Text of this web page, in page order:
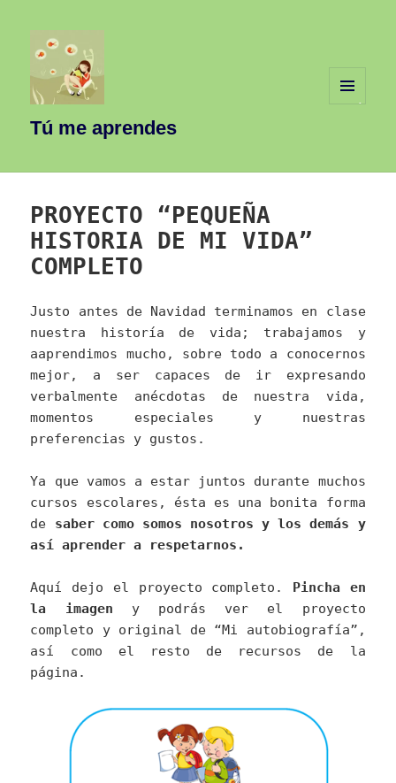
Tú me aprendes
PROYECTO “PEQUEÑA
HISTORIA DE MI VIDA”
COMPLETO
Justo antes de Navidad terminamos en clase
nuestra historía de vida; trabajamos y
aaprendimos mucho, sobre todo a conocernos
mejor, a ser capaces de ir expresando
verbalmente anécdotas de nuestra vida,
momentos especiales y nuestras
preferencias y gustos.
Ya que vamos a estar juntos durante muchos
cursos escolares, ésta es una bonita forma
de saber como somos nosotros y los demás y
así aprender a respetarnos.
Aquí dejo el proyecto completo.
Pincha en
la imagen y podrás ver el proyecto
completo y original de “Mi autobiografía”,
así como el resto de recursos de la
página.